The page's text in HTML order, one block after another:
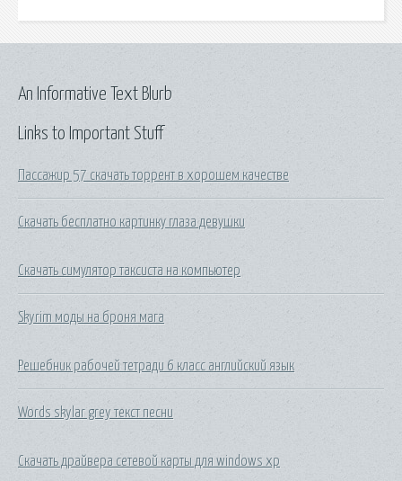
Links to Important Stuff
Пассажир 57 скачать торрент в хорошем качестве
Скачать бесплатно картинку глаза девушки
Скачать симулятор таксиста на компьютер
Skyrim моды на броня мага
Решебник рабочей тетради 6 класс английский язык
Words skylar grey текст песни
Скачать драйвера сетевой карты для windows xp
An Informative Text Blurb